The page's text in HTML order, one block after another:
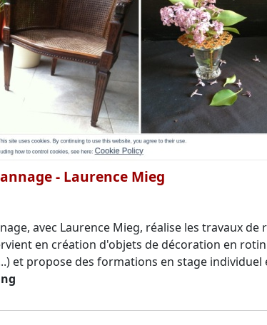
- Laurence Mieg
avec Laurence Mieg, réalise les travaux
en création d'objets de décoration en
et propose des formations en stage individuel